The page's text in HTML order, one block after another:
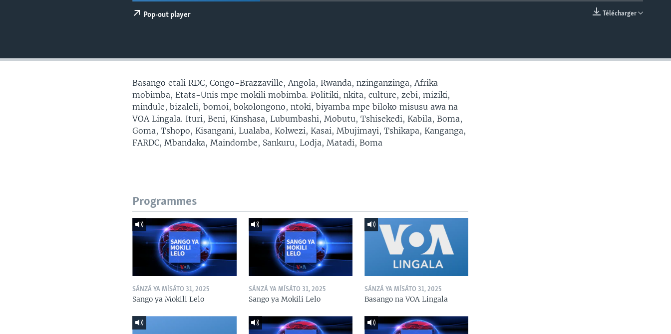
Télécharger
Pop-out player
Basango etali RDC, Congo-Brazzaville, Angola, Rwanda, nzinganzinga, Afrika
mobimba, Etats-Unis mpe mokili mobimba. Politiki, nkita, culture, zebi, miziki,
mindule, bizaleli, bomoi, bokolongono, ntoki, biyamba mpe biloko misusu awa na
VOA Lingala. Ituri, Beni, Kinshasa, Lubumbashi, Mobutu, Tshisekedi, Kabila, Boma,
Goma, Tshopo, Kisangani, Lualaba, Kolwezi, Kasai, Mbujimayi, Tshikapa, Kanganga,
FARDC, Mbandaka, Maindombe, Sankuru, Lodja, Matadi, Boma
Programmes
SÁNZÁ YA MÍSÁTO 31, 2025
Sango ya Mokili Lelo
SÁNZÁ YA MÍSÁTO 31, 2025
Sango ya Mokili Lelo
SÁNZÁ YA MÍSÁTO 31, 2025
Basango na VOA Lingala